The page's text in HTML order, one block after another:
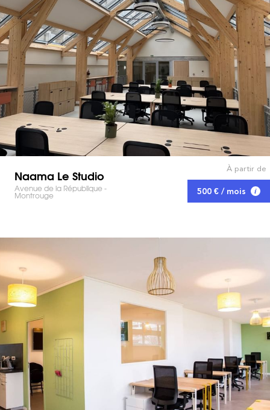
Naama Le Studio
Avenue de la République -
Montrouge
À partir de
500 € / mois